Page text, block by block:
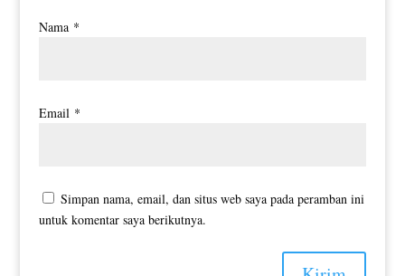
Nama *
Email *
Simpan nama, email, dan situs web saya pada peramban ini
untuk komentar saya berikutnya.